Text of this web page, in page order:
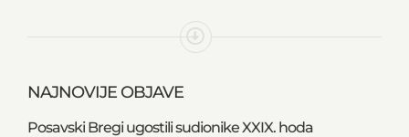
NAJNOVIJE OBJAVE
Posavski Bregi ugostili sudionike XXIX. hoda